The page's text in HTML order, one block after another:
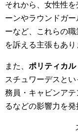
それから、女性性
ーンやラウンドガ
ーなど、これらの
を訴える主張もあり
また、 ポリティカ
スチュワーデスと
務員・キャビンア
るなどの影響力を発